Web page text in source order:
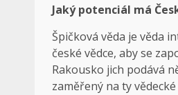
Jaký potenciál má
Špičková věda je věda
české vědce, aby se
Rakousko jich podává
zaměřený na ty